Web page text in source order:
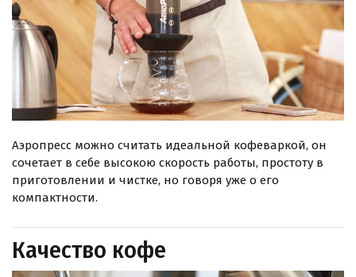
Аэропресс можно считать идеальной кофеваркой, он
сочетает в себе высокою скорость работы, простоту в
приготовлении и чистке, но говоря уже о его
компактности.
Качество кофе